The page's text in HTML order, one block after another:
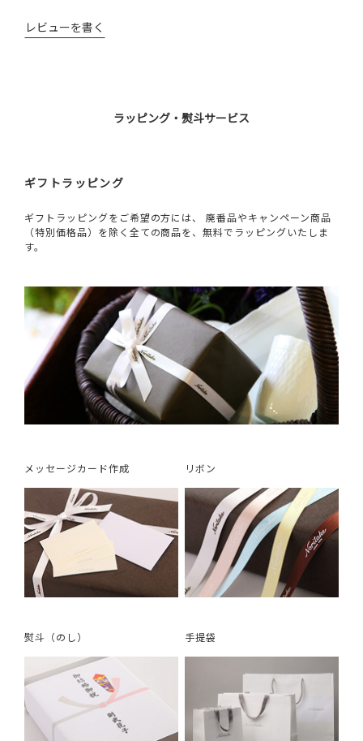
レビューを書く
ラッピング・熨斗サービス
ギフトラッピング
ギフトラッピングをご希望の方には、 廃番品やキャンペーン商品
（特別価格品）を除く全ての商品を、無料でラッピングいたしま
す。
メッセージカード作成 リボン
熨斗（のし） 手提袋